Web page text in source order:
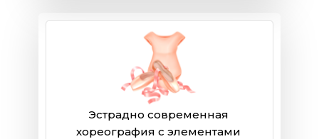
Эстрадно современная
хореография с элементами